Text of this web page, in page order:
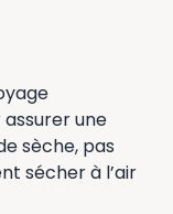
une
sèche, pas
sécher à l’air